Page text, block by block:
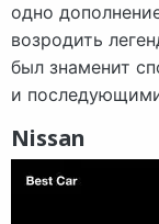
одно
возродить
был знаменит
и
Nissan